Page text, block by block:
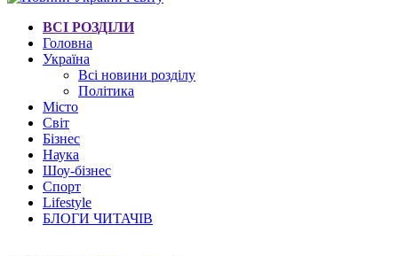
ВСІ РОЗДІЛИ
Головна
Україна
Всі новини розділу
Політика
Місто
Світ
Бізнес
Наука
Шоу-бізнес
Спорт
Lifestyle
БЛОГИ ЧИТАЧІВ